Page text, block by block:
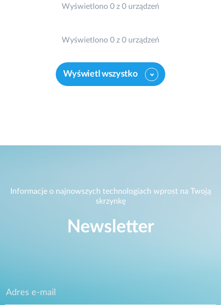
Wyświetlono 0 z 0 urządzeń
Wyświetlono 0 z 0 urządzeń
Wyświetl wszystko
Informacje o najnowszych technologiach wprost na Twoją
skrzynkę
Newsletter